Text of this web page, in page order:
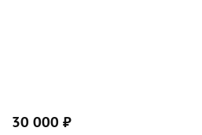
30 000 ₽